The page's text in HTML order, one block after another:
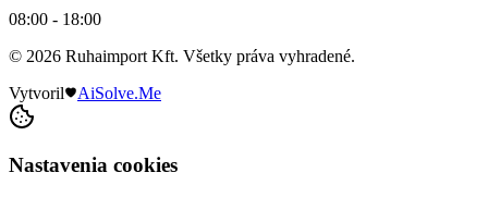
08:00 - 18:00
© 2026 Ruhaimport Kft. Všetky práva vyhradené.
Vytvoril
AiSolve.Me
Nastavenia cookies